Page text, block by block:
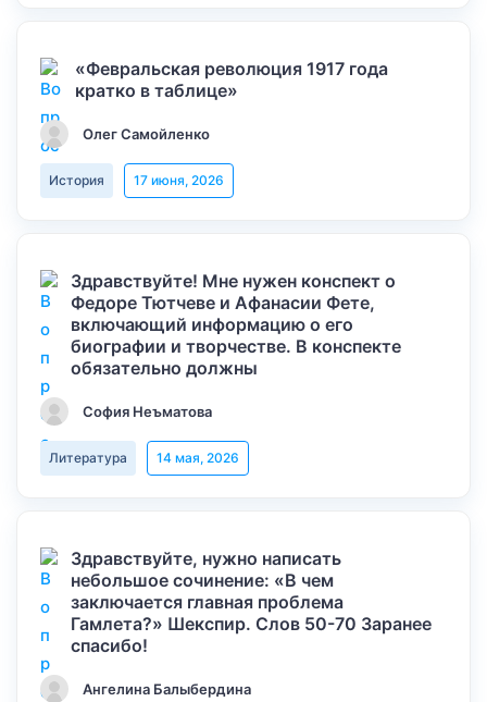
«Февральская революция 1917 года
кратко в таблице»
Олег Самойленко
История 17 июня, 2026
Здравствуйте! Мне нужен конспект о
Федоре Тютчеве и Афанасии Фете,
включающий информацию о его
биографии и творчестве. В конспекте
обязательно должны
София Неъматова
Литература 14 мая, 2026
Здравствуйте, нужно написать
небольшое сочинение: «В чем
заключается главная проблема
Гамлета?» Шекспир. Слов 50-70 Заранее
спасибо!
Ангелина Балыбердина